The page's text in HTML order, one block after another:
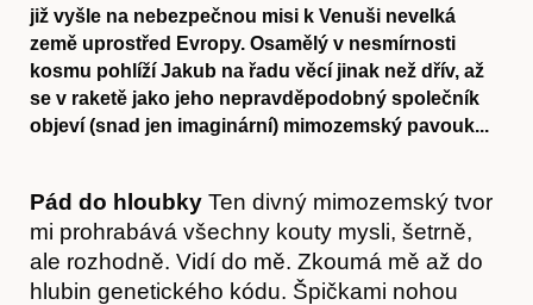
již vyšle na nebezpečnou misi k Venuši nevelká
země uprostřed Evropy. Osamělý v nesmírnosti
kosmu pohlíží Jakub na řadu věcí jinak než dřív, až
se v raketě jako jeho nepravděpodobný společník
objeví (snad jen imaginární) mimozemský pavouk...
Pád do hloubky Ten divný mimozemský tvor
mi prohrabává všechny kouty mysli, šetrně,
ale rozhodně. Vidí do mě. Zkoumá mě až do
hlubin genetického kódu. Špičkami nohou